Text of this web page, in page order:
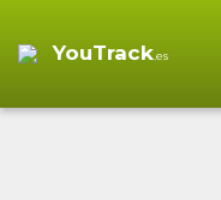
YouTrack.es